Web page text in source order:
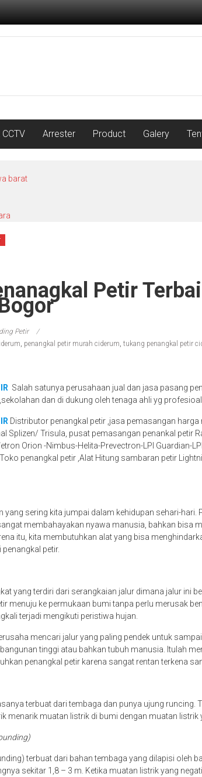
Arrester Product Galery
barat
Petir
Petir
, penangkal petir murah ciderum, tukang penangkal petir
Salah satunya perusahaan jual dan jasa pasang
dan di dukung oleh tenaga ahli yg
Distributor penangkal petir ,jasa pemasangan harga
Splizen/ Trisula, pusat pemasangan penankal petir
Orion -Nimbus-Helita-Prevectron-LPI Guardian-
penangkal petir ,Alat Hitung sambaran petir
yang sering kita jumpai dalam kehidupan sehari-hari.
membahayakan nyawa manusia, bahkan bisa
itu, kita membutuhkan alat yang bisa
petir.
yang terdiri dari serangkaian jalur dimana jalur ini
menuju ke permukaan bumi tanpa perlu merusak
terjadi mengikuti peristiwa hujan.
mencari jalur yang paling pendek untuk
tinggi atau bahkan tubuh manusia. Itulah
penangkal petir karena sangat rentan terkena
terbuat dari tembaga dan punya ujung runcing.
menarik muatan listrik di bumi dengan muatan listrik
terbuat dari bahan tembaga yang dilapisi oleh
sekitar 1,8 – 3 m. Ketika muatan listrik yang